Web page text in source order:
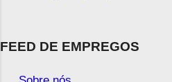
FEED DE EMPREGOS